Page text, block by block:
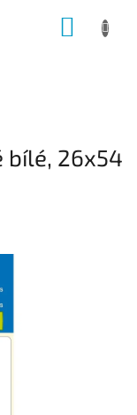
bílé, 26x54